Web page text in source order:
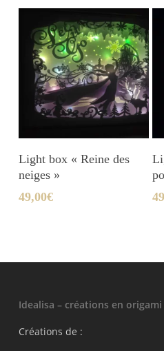
Ajouter Au Panier
Light box « Reine des
neiges »
49,00€
Idealisa – créations en
Créations de :